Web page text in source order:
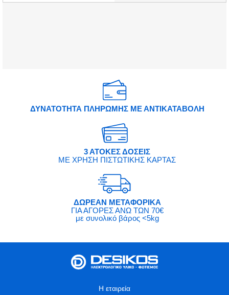
ΔΥΝΑΤΟΤΗΤΑ ΠΛΗΡΩΜΗΣ ΜΕ ΑΝΤΙΚΑΤΑΒΟΛΗ
3 ΑΤΟΚΕΣ ΔΟΣΕΙΣ
ΜΕ ΧΡΗΣΗ ΠΙΣΤΩΤΙΚΗΣ ΚΑΡΤΑΣ
ΔΩΡΕΑΝ ΜΕΤΑΦΟΡΙΚΑ
ΓΙΑ ΑΓΟΡΕΣ ΑΝΩ ΤΩΝ 70€
με συνολικό βάρος <5kg
Η εταιρεία